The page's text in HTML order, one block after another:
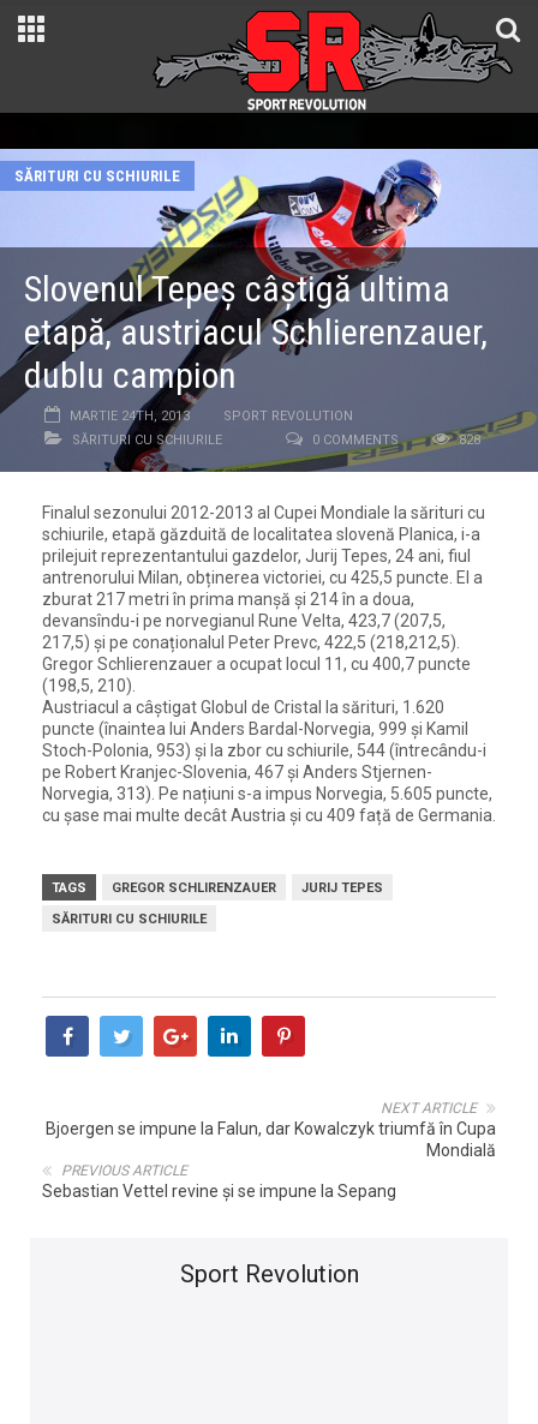
SĂRITURI CU SCHIURILE
Slovenul Tepeș câștigă ultima
etapă, austriacul Schlierenzauer,
dublu campion
MARTIE 24TH, 2013
SPORT REVOLUTION
SĂRITURI CU SCHIURILE
0 COMMENTS 828
Finalul sezonului 2012-2013 al Cupei Mondiale la sărituri cu
schiurile, etapă găzduită de localitatea slovenă Planica, i-a
prilejuit reprezentantului gazdelor, Jurij Tepes, 24 ani, fiul
antrenorului Milan, obținerea victoriei, cu 425,5 puncte. El a
zburat 217 metri în prima manșă și 214 în a doua,
devansîndu-i pe norvegianul Rune Velta, 423,7 (207,5,
217,5) și pe conaționalul Peter Prevc, 422,5 (218,212,5).
Gregor Schlierenzauer a ocupat locul 11, cu 400,7 puncte
(198,5, 210).
Austriacul a câștigat Globul de Cristal la sărituri, 1.620
puncte (înaintea lui Anders Bardal-Norvegia, 999 și Kamil
Stoch-Polonia, 953) și la zbor cu schiurile, 544 (întrecându-i
pe Robert Kranjec-Slovenia, 467 și Anders Stjernen-
Norvegia, 313). Pe națiuni s-a impus Norvegia, 5.605 puncte,
cu șase mai multe decât Austria și cu 409 față de Germania.
TAGS GREGOR SCHLIRENZAUER
JURIJ TEPES
SĂRITURI CU SCHIURILE
NEXT ARTICLE
Bjoergen se impune la Falun, dar Kowalczyk triumfă în Cupa
Mondială
PREVIOUS ARTICLE
Sebastian Vettel revine și se impune la Sepang
Sport Revolution